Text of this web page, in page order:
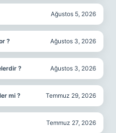
Ağustos 5, 2026
? Ağustos 3, 2026
? Ağustos 3, 2026
mi ? Temmuz 29, 2026
Temmuz 27, 2026